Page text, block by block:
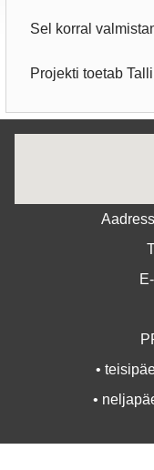
Sel korral
Projekti toetab
•
•